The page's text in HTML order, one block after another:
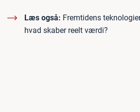
Læs også: Fremtidens
hvad skaber reelt værdi?